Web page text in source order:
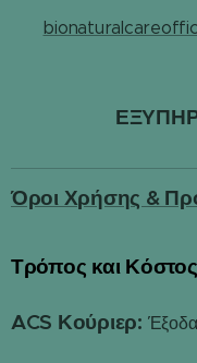
Όροι Χρήσης &
Τρόπος και
ACS Κούριερ: